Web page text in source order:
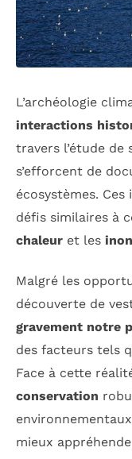
L’archéologie
interactions
travers l’étude de
s’efforcent de
écosystèmes.
défis similaires à
chaleur et les
Malgré les
découverte de
gravement notre
des facteurs tels
Face à cette
conservation
mieux